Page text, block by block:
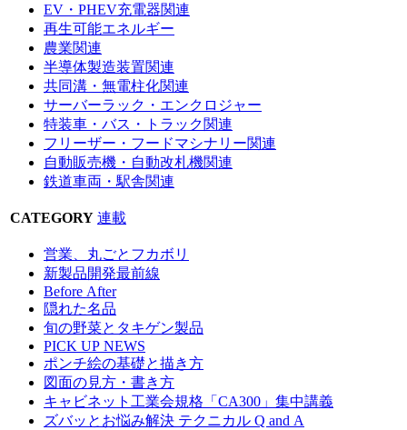
EV・PHEV充電器関連
再生可能エネルギー
農業関連
半導体製造装置関連
共同溝・無電柱化関連
サーバーラック・エンクロジャー
特装車・バス・トラック関連
フリーザー・フードマシナリー関連
自動販売機・自動改札機関連
鉄道車両・駅舎関連
CATEGORY 連載
営業、丸ごとフカボリ
新製品開発最前線
Before After
隠れた名品
旬の野菜とタキゲン製品
PICK UP NEWS
ポンチ絵の基礎と描き方
図面の見方・書き方
キャビネット工業会規格「CA300」集中講義
ズバッとお悩み解決 テクニカル Q and A